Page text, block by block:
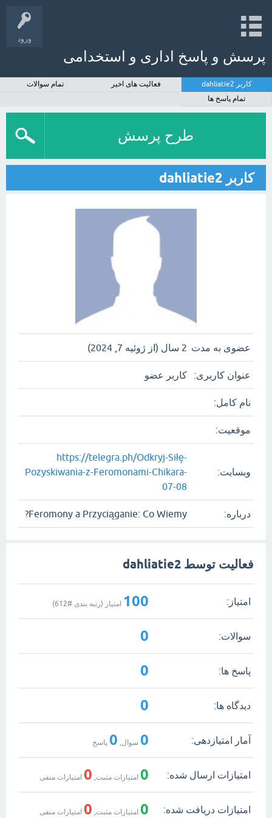
ورود
پرسش و پاسخ اداری و استخدامی
کاربر dahliatie2 فعالیت های اخیر
تمام سوالات
تمام پاسخ ها
طرح پرسش
کاربر dahliatie2
عضوی به مدت 2 سال (از ژوئیه 7, 2024)
عنوان کاربری: کاربر عضو
نام کامل:
موقعیت:
وبسایت:
https://telegra.ph/Odkryj-Siłę-
Pozyskiwania-z-Feromonami-Chikara-
07-08
درباره: Feromony a Przyciąganie: Co Wiemy?
فعالیت توسط dahliatie2
امتیاز: 100 امتیاز (رتبه بندی #612
)
سوالات: 0
پاسخ ها: 0
دیدگاه ها: 0
آمار امتیازدهی: 0 سوال, 0 پاسخ
امتیازات ارسال شده: 0 امتیازات مثبت, 0 امتیازات منفی
امتیازات دریافت شده: 0 امتیازات مثبت, 0 امتیازات منفی